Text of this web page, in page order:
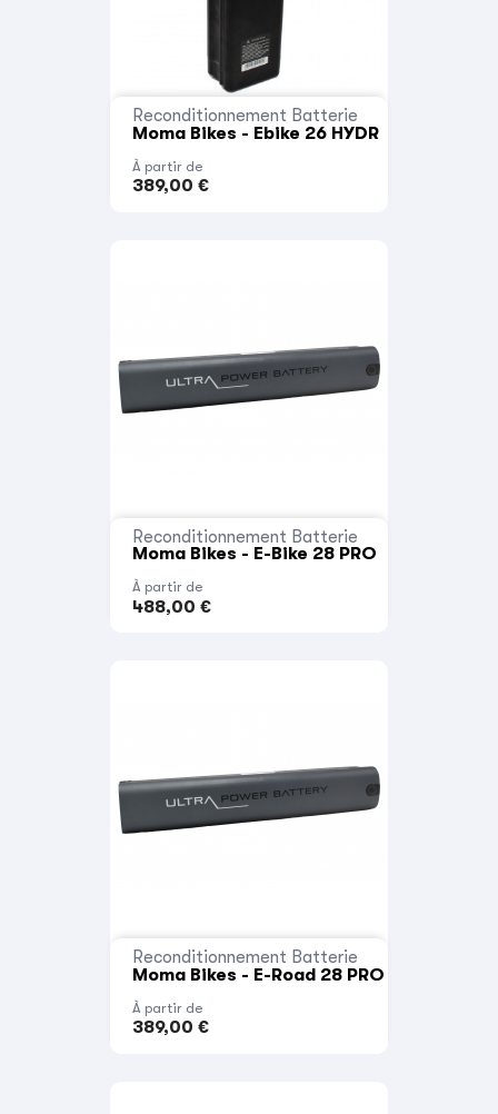
Reconditionnement Batterie
Moma Bikes - Ebike 26 HYDR
À partir de
389,00 €
Reconditionnement Batterie
Moma Bikes - E-Bike 28 PRO
À partir de
488,00 €
Reconditionnement Batterie
Moma Bikes - E-Road 28 PRO
À partir de
389,00 €